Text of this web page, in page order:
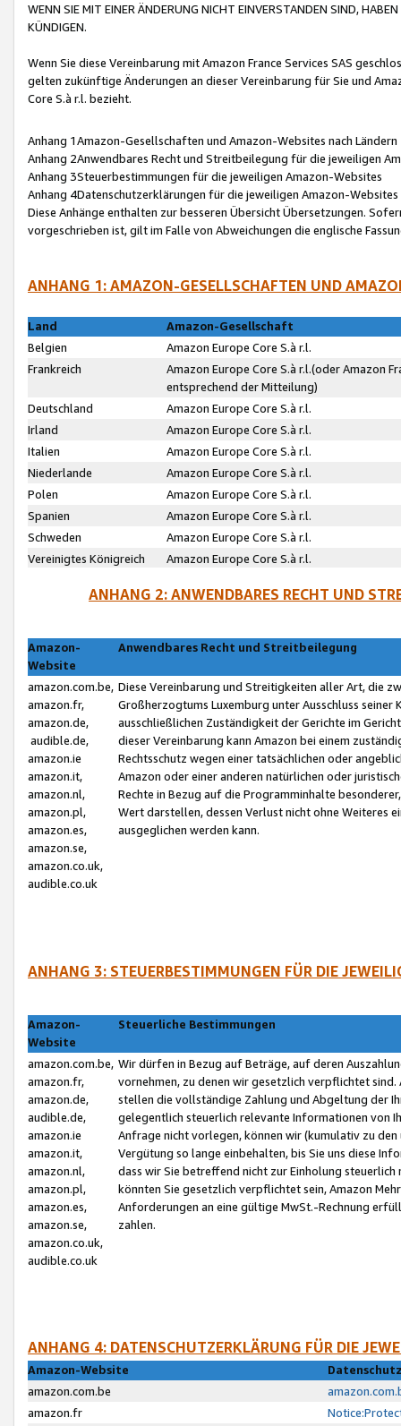
WENN SIE MIT EINER ÄNDERUNG NICHT EINVERSTANDEN SIND,
KÜNDIGEN.
Wenn Sie diese Vereinbarung mit Amazon France Services SAS
gelten zukünftige Änderungen an dieser Vereinbarung für Sie und
Core S.à r.l. bezieht.
Anhang 1Amazon-Gesellschaften und Amazon-Websites nach Ländern
Anhang 2Anwendbares Recht und Streitbeilegung für die jeweiligen
Anhang 3Steuerbestimmungen für die jeweiligen Amazon-Websites
Anhang 4Datenschutzerklärungen für die jeweiligen Amazon-Websites
Diese Anhänge enthalten zur besseren Übersicht Übersetzungen.
vorgeschrieben ist, gilt im Falle von Abweichungen die englische
ANHANG 1: AMAZON-GESELLSCHAFTEN UND
Land
Amazon-Gesellschaft
Belgien
Amazon Europe Core S.à r.l.
Frankreich
Amazon Europe Core S.à r.l.(oder Amazon
entsprechend der Mitteilung)
Deutschland
Amazon Europe Core S.à r.l.
Irland
Amazon Europe Core S.à r.l.
Italien
Amazon Europe Core S.à r.l.
Niederlande
Amazon Europe Core S.à r.l.
Polen
Amazon Europe Core S.à r.l.
Spanien
Amazon Europe Core S.à r.l.
Schweden
Amazon Europe Core S.à r.l.
Vereinigtes Königreich
Amazon Europe Core S.à r.l.
ANHANG 2: ANWENDBARES RECHT UND
Amazon-
Website
Anwendbares Recht und Streitbeilegung
amazon.com.be,
amazon.fr,
amazon.de,
audible.de,
amazon.ie
amazon.it,
amazon.nl,
amazon.pl,
amazon.es,
amazon.se,
amazon.co.uk,
audible.co.uk
Diese Vereinbarung und Streitigkeiten aller Art, die
Großherzogtums Luxemburg unter Ausschluss
ausschließlichen Zuständigkeit der Gerichte im
dieser Vereinbarung kann Amazon bei einem
Rechtsschutz wegen einer tatsächlichen oder
Amazon oder einer anderen natürlichen oder
Rechte in Bezug auf die Programminhalte
Wert darstellen, dessen Verlust nicht ohne Weiteres
ausgeglichen werden kann.
ANHANG 3: STEUERBESTIMMUNGEN FÜR DIE
Amazon-
Website
Steuerliche Bestimmungen
amazon.com.be,
amazon.fr,
amazon.de,
audible.de,
amazon.ie
amazon.it,
amazon.nl,
amazon.pl,
amazon.es,
amazon.se,
amazon.co.uk,
audible.co.uk
Wir dürfen in Bezug auf Beträge, auf deren
vornehmen, zu denen wir gesetzlich verpflichtet
stellen die vollständige Zahlung und Abgeltung der
gelegentlich steuerlich relevante Informationen von
Anfrage nicht vorlegen, können wir (kumulativ zu
Vergütung so lange einbehalten, bis Sie uns diese
dass wir Sie betreffend nicht zur Einholung
könnten Sie gesetzlich verpflichtet sein, Amazon
Anforderungen an eine gültige MwSt.-Rechnung
zahlen.
ANHANG 4: DATENSCHUTZERKLÄRUNG FÜR DIE
Amazon-Website
amazon.com.be
amazon.fr